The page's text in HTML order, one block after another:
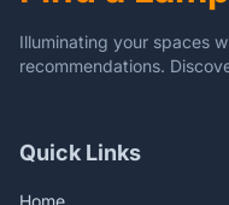
Illuminating your spaces
recommendations.
Quick Links
Home